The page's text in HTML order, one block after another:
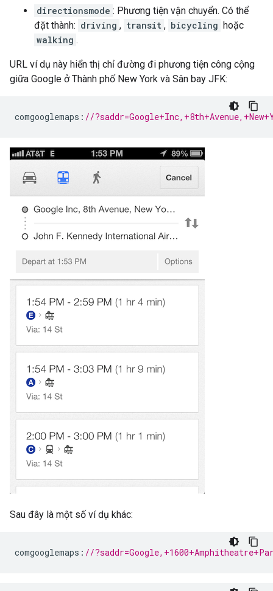
directionsmode : Phương tiện vận chuyển. Có thể
đặt thành: driving , transit , bicycling hoặc
walking .
URL ví dụ này hiển thị chỉ đường đi phương tiện công cộng
giữa Google ở Thành phố New York và Sân bay JFK:
comgooglemaps : //
Sau đây là một số ví dụ khác:
comgooglemaps : //